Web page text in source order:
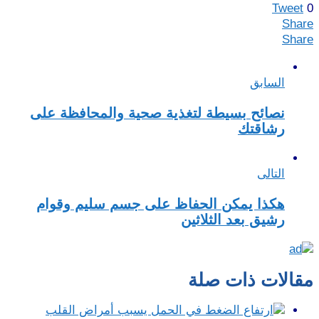
Tweet 0
Share
Share
السابق
نصائح بسيطة لتغذية صحية والمحافظة على
رشاقتك
التالى
هكذا يمكن الحفاظ على جسم سليم وقوام
رشيق بعد الثلاثين
مقالات ذات صلة